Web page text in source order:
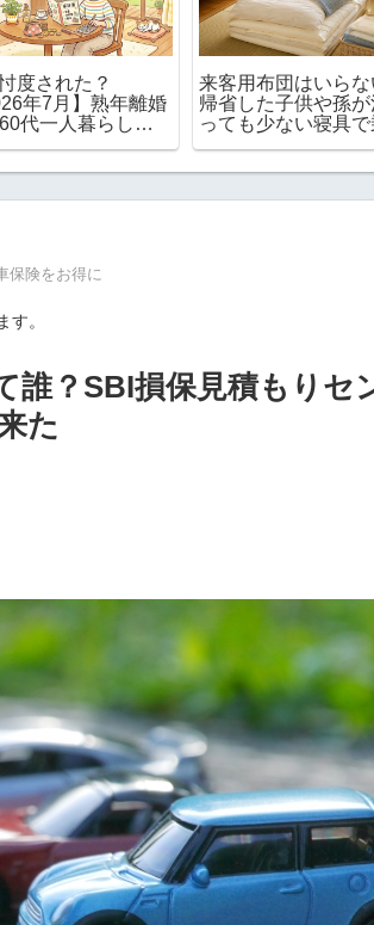
度された？
年7月】熟年離婚
代一人暮らしの
来客用布団はいらな
帰省した子供や孫が
っても少ない寝具で
保険をお得に
。
誰？SBI損保見積もりセ
た